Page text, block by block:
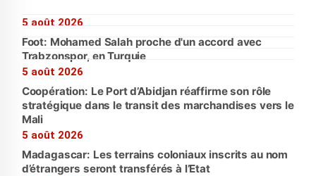
5 août 2026
Foot: Mohamed Salah proche d'un accord avec
Trabzonspor, en Turquie
5 août 2026
Coopération: Le Port d’Abidjan réaffirme son rôle
stratégique dans le transit des marchandises vers le
Mali
5 août 2026
Madagascar: Les terrains coloniaux inscrits au nom
d’étrangers seront transférés à l’Etat